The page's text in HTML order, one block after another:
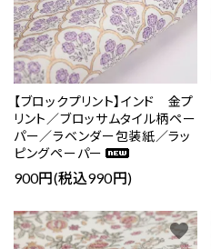
【ブロックプリント】インド 金プ
リント／ブロッサムタイル柄ペー
パー／ラベンダー包装紙／ラッ
ピングペーパー
900円(税込990円)
favorite